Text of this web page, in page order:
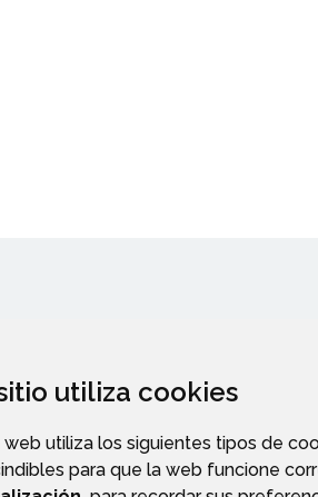
utiliza cookies
web utiliza los siguientes tipos de
para que la web funcione
TRANSPARENCIA